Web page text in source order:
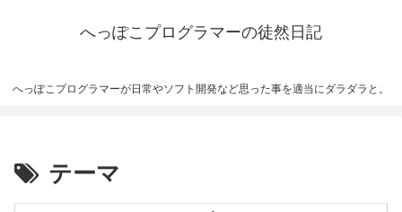
へっぽこプログラマーの徒然日記
へっぽこプログラマーが日常やソフト開発など思った事を適当にダラダラと。
テーマ